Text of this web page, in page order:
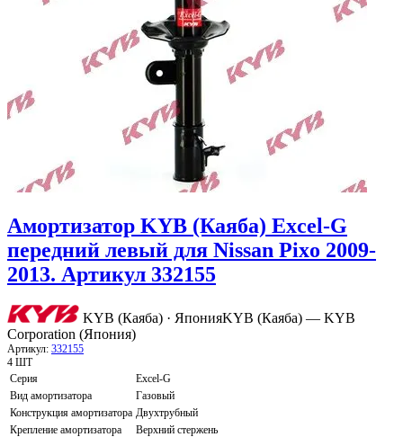
Амортизатор KYB (Каяба) Excel-G
передний левый для Nissan Pixo 2009-
2013. Артикул 332155
KYB (Каяба) · ЯпонияKYB (Каяба) — KYB
Corporation (Япония)
Артикул: 332155
4 ШТ
Серия
Excel-G
Вид амортизатора
Газовый
Конструкция амортизатора Двухтрубный
Крепление амортизатора
Верхний стержень